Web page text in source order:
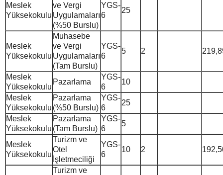
Meslek
Yüksekokulu
ve Vergi
Uygulamaları
(%50 Burslu)
YGS-
6
25
Meslek
Yüksekokulu
Muhasebe
ve Vergi
Uygulamaları
(Tam Burslu)
YGS-
6
5 2
Meslek
Yüksekokulu
Pazarlama
YGS-
6
10
Meslek
Yüksekokulu
Pazarlama
(%50 Burslu)
YGS-
6
25
Meslek
Yüksekokulu
Pazarlama
(Tam Burslu)
YGS-
6
5
Meslek
Yüksekokulu
Turizm ve
Otel
İşletmeciliği
YGS-
6
10 2
Turizm ve